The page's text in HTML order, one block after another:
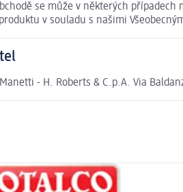
se může v některých
v souladu s našimi
- H. Roberts & C.p.A. Via